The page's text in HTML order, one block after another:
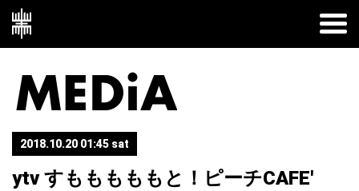
2018.10.20 01:45 sat
ytv すもももももと！ピーチCAFE'